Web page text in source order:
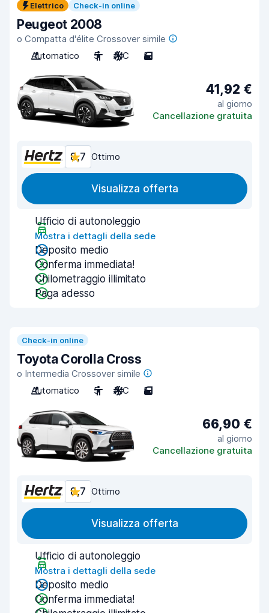
Elettrico Check-in online
Peugeot 2008
o Compatta d'élite Crossover simile
Automatico
5 A/C 5
41,92 €
al giorno
Cancellazione gratuita
8,7 Ottimo
Visualizza offerta
Ufficio di autonoleggio
Mostra i dettagli della sede
Deposito medio
Conferma immediata!
Chilometraggio illimitato
Paga adesso
Check-in online
Toyota Corolla Cross
o Intermedia Crossover simile
Automatico
5 A/C 5
66,90 €
al giorno
Cancellazione gratuita
8,7 Ottimo
Visualizza offerta
Ufficio di autonoleggio
Mostra i dettagli della sede
Deposito medio
Conferma immediata!